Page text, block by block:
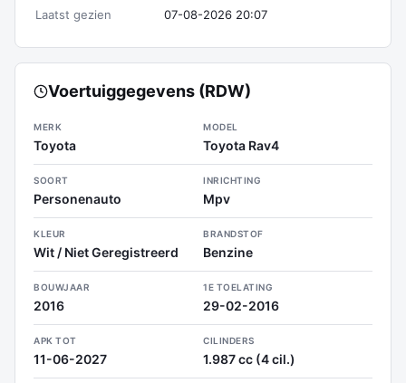
Laatst gezien
07-08-2026 20:07
Voertuiggegevens (RDW)
MERK
Toyota
MODEL
Toyota Rav4
SOORT
Personenauto
INRICHTING
Mpv
KLEUR
Wit / Niet Geregistreerd
BRANDSTOF
Benzine
BOUWJAAR
2016
1E TOELATING
29-02-2016
APK TOT
11-06-2027
CILINDERS
1.987 cc (4 cil.)